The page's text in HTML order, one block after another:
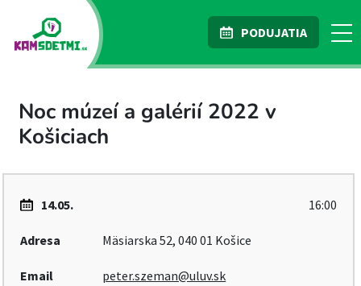
PODUJATIA
Noc múzeí a galérií 2022 v
Košiciach
14.05. 16:00
Adresa Mäsiarska 52, 040 01 Košice
Email
peter.szeman@uluv.sk